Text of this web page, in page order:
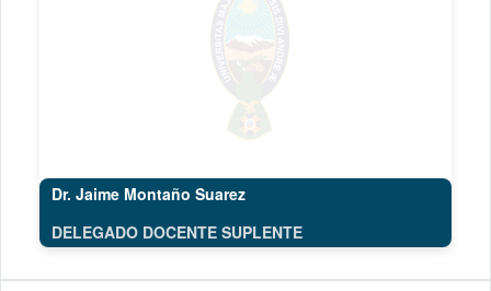
Dr. Jaime Montaño Suarez
DELEGADO DOCENTE SUPLENTE